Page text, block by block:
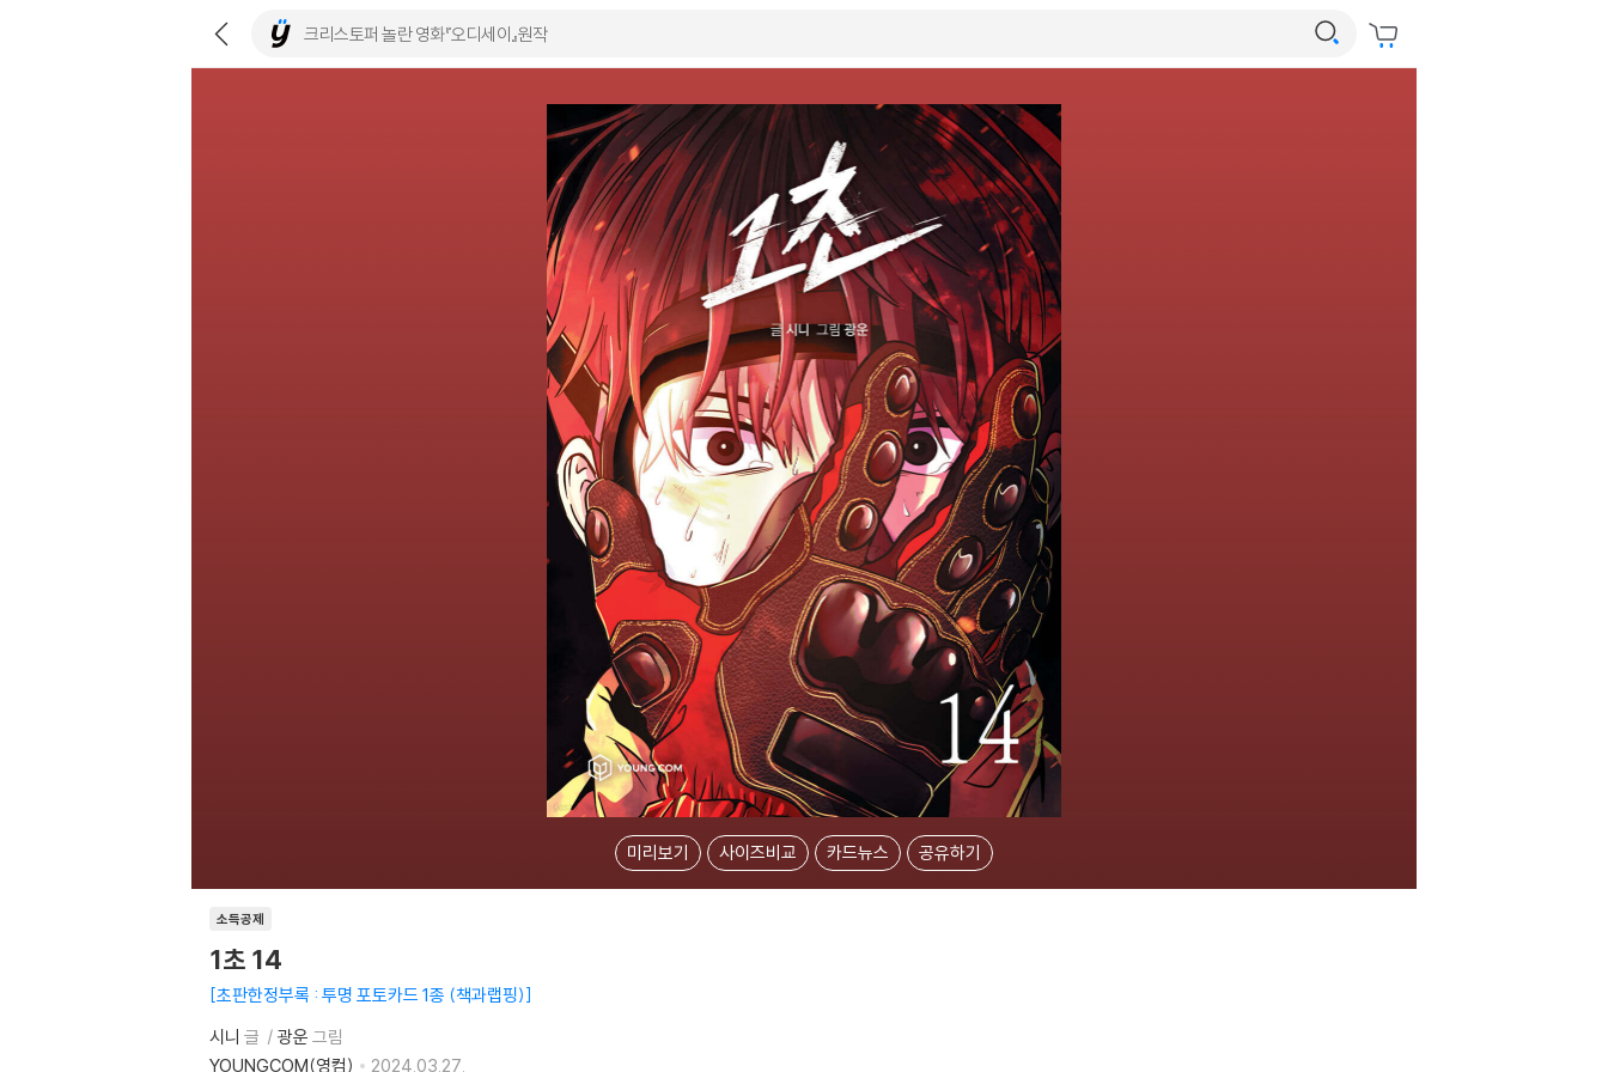
미리보기 사이즈비교 카드뉴스 공유하기
소득공제
1초 14
초판한정부록 : 투명 포토카드 1종 (책과랩핑)
시니 글 광운 그림
YOUNGCOM(영컴)
2024.03.27.